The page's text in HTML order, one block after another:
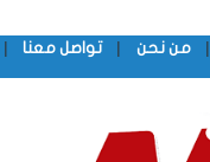
| من نحن | تواصل معنا |